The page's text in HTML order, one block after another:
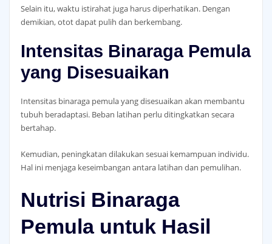
Selain itu, waktu istirahat juga harus diperhatikan. Dengan
demikian, otot dapat pulih dan berkembang.
Intensitas Binaraga Pemula
yang Disesuaikan
Intensitas binaraga pemula yang disesuaikan akan membantu
tubuh beradaptasi. Beban latihan perlu ditingkatkan secara
bertahap.
Kemudian, peningkatan dilakukan sesuai kemampuan individu.
Hal ini menjaga keseimbangan antara latihan dan pemulihan.
Nutrisi Binaraga
Pemula untuk Hasil